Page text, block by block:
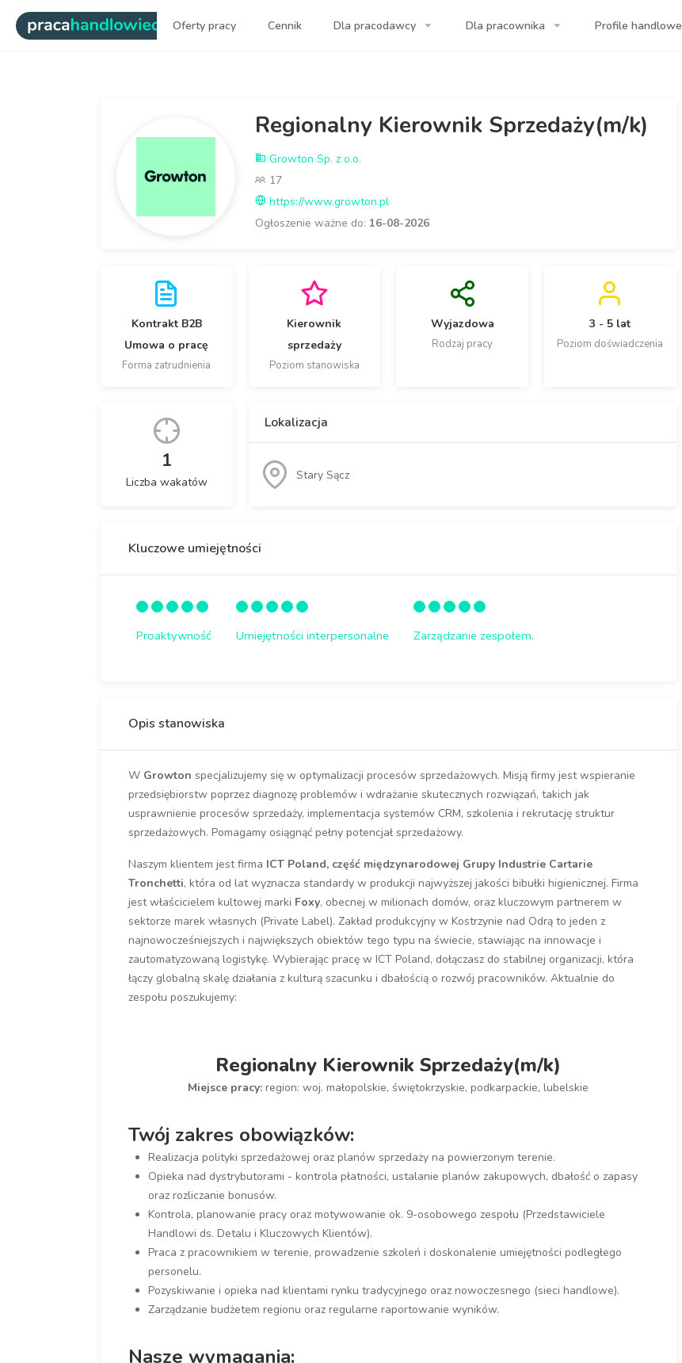
| Najlepsi ludzie sprzedaży dla Twojej firmy!
Oferty pracy Cennik Dla pracodawcy Dla pracownika Profile handlowe
Regionalny Kierownik Sprzedaży(m/k)
Growton Sp. z o.o.
17
https://www.growton.pl
Ogłoszenie ważne do: 16-08-2026
Kontrakt B2B
Umowa o pracę
Forma zatrudnienia
Kierownik
sprzedaży
Poziom stanowiska
Wyjazdowa
Rodzaj pracy
3 - 5 lat
Poziom doświadczenia
1
Liczba wakatów
Lokalizacja
Stary Sącz
Kluczowe umiejętności
Proaktywność Umiejętności interpersonalne Zarządzanie zespołem.
Opis stanowiska
W Growton specjalizujemy się w optymalizacji procesów sprzedażowych. Misją firmy jest wspieranie
przedsiębiorstw poprzez diagnozę problemów i wdrażanie skutecznych rozwiązań, takich jak
usprawnienie procesów sprzedaży, implementacja systemów CRM, szkolenia i rekrutację struktur
sprzedażowych. Pomagamy osiągnąć pełny potencjał sprzedażowy.
Naszym klientem jest firma ICT Poland, część międzynarodowej Grupy Industrie Cartarie
Tronchetti, która od lat wyznacza standardy w produkcji najwyższej jakości bibułki higienicznej. Firma
jest właścicielem kultowej marki Foxy, obecnej w milionach domów, oraz kluczowym partnerem w
sektorze marek własnych (Private Label). Zakład produkcyjny w Kostrzynie nad Odrą to jeden z
najnowocześniejszych i największych obiektów tego typu na świecie, stawiając na innowacje i
zautomatyzowaną logistykę. Wybierając pracę w ICT Poland, dołączasz do stabilnej organizacji, która
łączy globalną skalę działania z kulturą szacunku i dbałością o rozwój pracowników. Aktualnie do
zespołu poszukujemy:
Regionalny Kierownik Sprzedaży(m/k)
Miejsce pracy: region: woj. małopolskie, świętokrzyskie, podkarpackie, lubelskie
Twój zakres obowiązków:
Realizacja polityki sprzedażowej oraz planów sprzedaży na powierzonym terenie.
Opieka nad dystrybutorami - kontrola płatności, ustalanie planów zakupowych, dbałość o zapasy
oraz rozliczanie bonusów.
Kontrola, planowanie pracy oraz motywowanie ok. 9-osobowego zespołu (Przedstawiciele
Handlowi ds. Detalu i Kluczowych Klientów).
Praca z pracownikiem w terenie, prowadzenie szkoleń i doskonalenie umiejętności podległego
personelu.
Pozyskiwanie i opieka nad klientami rynku tradycyjnego oraz nowoczesnego (sieci handlowe).
Zarządzanie budżetem regionu oraz regularne raportowanie wyników.
Nasze wymagania: